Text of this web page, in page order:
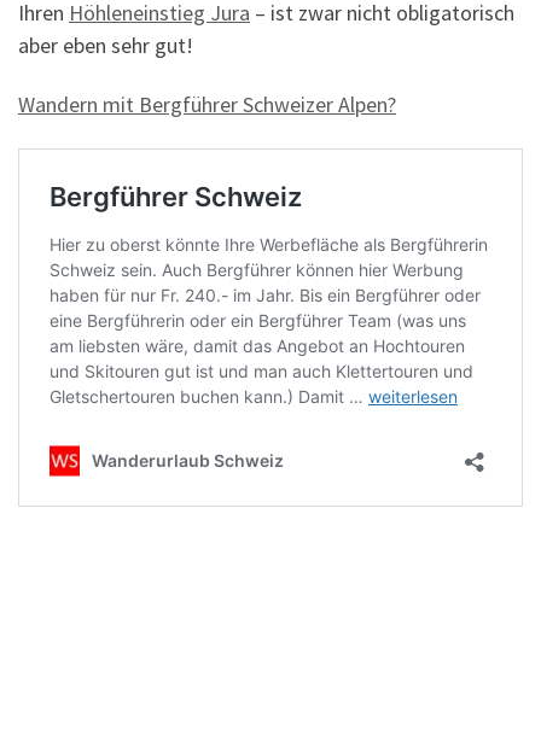
Ihren Höhleneinstieg Jura – ist zwar nicht obligatorisch
aber eben sehr gut!
Wandern mit Bergführer Schweizer Alpen?